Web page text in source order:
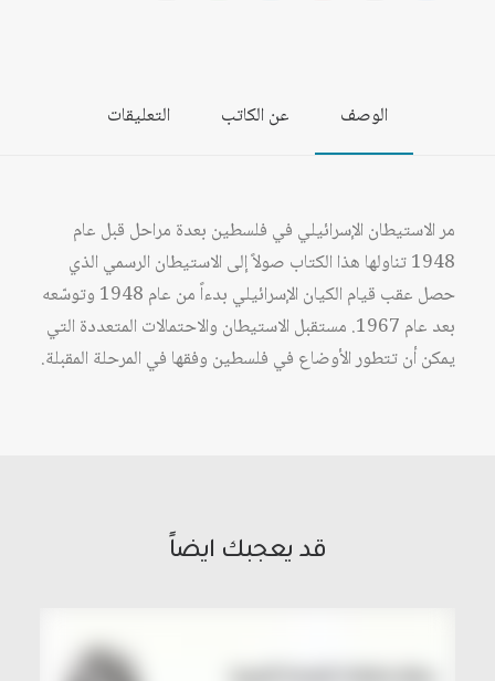
الوصف عن الكاتب التعليقات
مر الاستيطان الإسرائيلي في فلسطين بعدة مراحل قبل عام
1948 تناولها هذا الكتاب صولاً إلى الاستيطان الرسمي الذي
حصل عقب قيام الكيان الإسرائيلي بدءاً من عام 1948 وتوسّعه
بعد عام 1967. مستقبل الاستيطان والاحتمالات المتعددة التي
يمكن أن تتطور الأوضاع في فلسطين وفقها في المرحلة المقبلة.
قد يعجبك ايضاً